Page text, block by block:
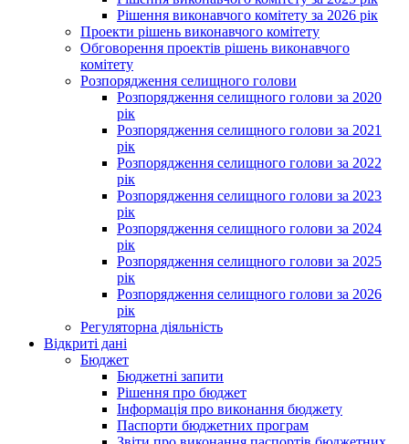
Рішення виконавчого комітету за 2026 рік
Проекти рішень виконавчого комітету
Обговорення проектів рішень виконавчого
комітету
Розпорядження селищного голови
Розпорядження селищного голови за 2020
рік
Розпорядження селищного голови за 2021
рік
Розпорядження селищного голови за 2022
рік
Розпорядження селищного голови за 2023
рік
Розпорядження селищного голови за 2024
рік
Розпорядження селищного голови за 2025
рік
Розпорядження селищного голови за 2026
рік
Регуляторна діяльність
Відкриті дані
Бюджет
Бюджетні запити
Рішення про бюджет
Інформація про виконання бюджету
Паспорти бюджетних програм